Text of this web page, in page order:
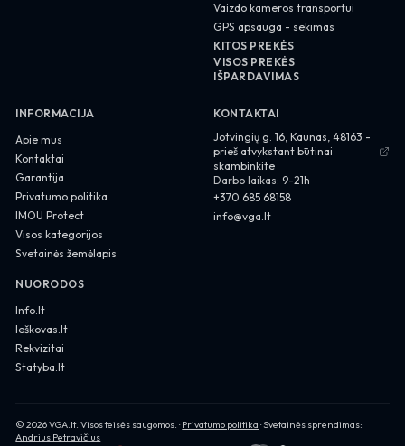
Vaizdo kameros transportui
GPS apsauga - sekimas
KITOS PREKĖS
VISOS PREKĖS
IŠPARDAVIMAS
INFORMACIJA
Apie mus
Kontaktai
Garantija
Privatumo politika
IMOU Protect
Visos kategorijos
Svetainės žemėlapis
NUORODOS
Info.lt
Ieškovas.lt
Rekvizitai
Statyba.lt
KONTAKTAI
Jotvingių g. 16, Kaunas, 48163 -
prieš atvykstant būtinai
skambinkite
Darbo laikas: 9-21h
+370 685 68158
info@vga.lt
©2026VGA.lt. Visos teisės saugomos. ·Privatumo politika Privacy Policy
· Svetainės sprendimas:
Andrius Petravičius